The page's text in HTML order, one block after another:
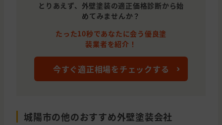
とりあえず、外壁塗装の適正価格診断から始
めてみませんか？
たった10秒であなたに会う優良塗
装業者を紹介！
今すぐ適正相場をチェックする
城陽市の他のおすすめ外壁塗装会社